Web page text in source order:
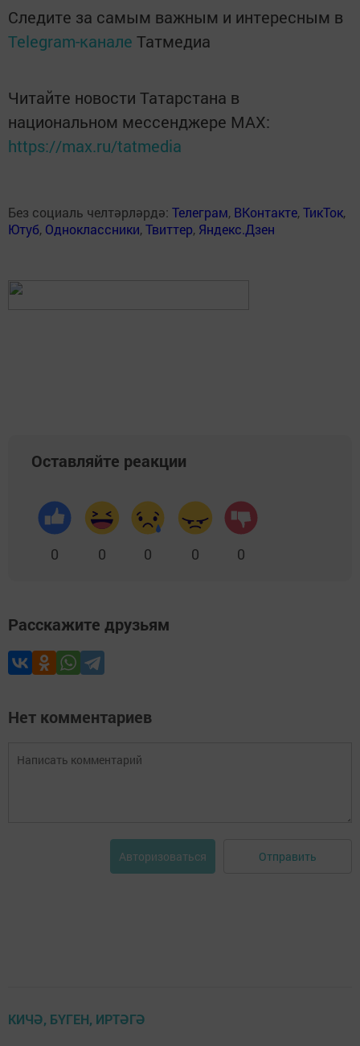
Следите за самым важным и интересным в
Telegram-канале Татмедиа
Читайте новости Татарстана в
национальном мессенджере MАХ:
https://max.ru/tatmedia
Без социаль челтәрләрдә: Телеграм, ВКонтакте,ТикТок,
Ютуб, Одноклассники,Твиттер, Яндекс.Дзен
Оставляйте реакции
0 0 0 0 0
Расскажите друзьям
Нет комментариев
Авторизоваться Отправить
КИЧӘ, БҮГЕН, ИРТӘГӘ